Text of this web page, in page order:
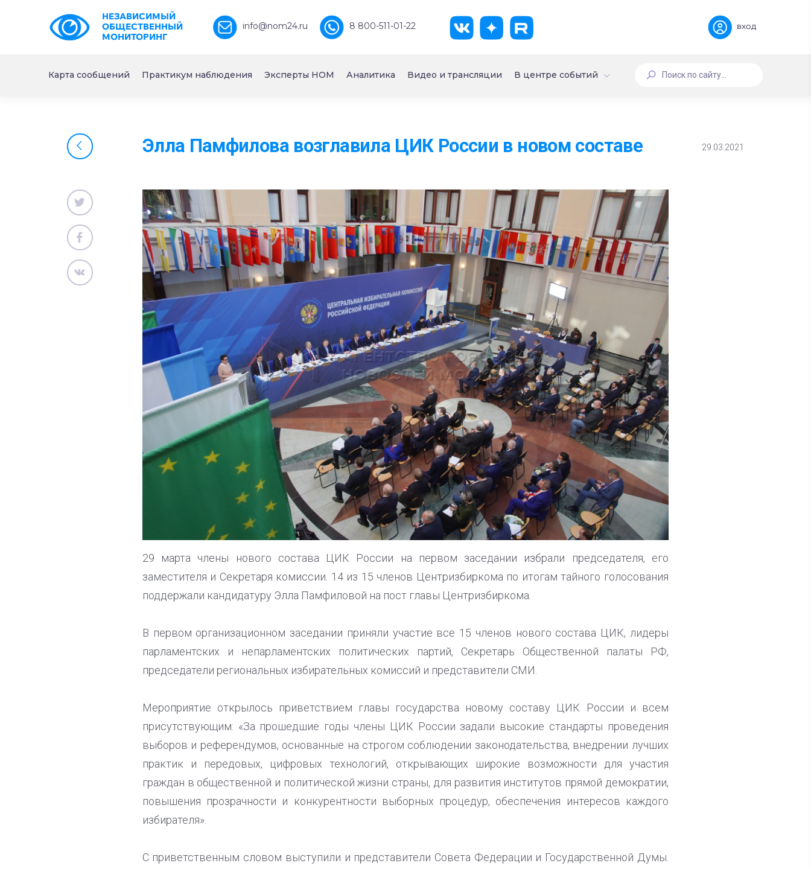
НЕЗАВИСИМЫЙ
ОБЩЕСТВЕННЫЙ
МОНИТОРИНГ
info@nom24.ru 8 800-511-01-22 вход
Карта сообщений Практикум наблюдения Эксперты НОМ Аналитика Видео и трансляции В центре событий
Элла Памфилова возглавила ЦИК России в новом составе 29.03.2021
29 марта члены нового состава ЦИК России на первом заседании избрали председателя, его
заместителя и Секретаря комиссии. 14 из 15 членов Центризбиркома по итогам тайного голосования
поддержали кандидатуру Элла Памфиловой на пост главы Центризбиркома.
В первом организационном заседании приняли участие все 15 членов нового состава ЦИК, лидеры
парламентских и непарламентских политических партий, Секретарь Общественной палаты РФ,
председатели региональных избирательных комиссий и представители СМИ.
Мероприятие открылось приветствием главы государства новому составу ЦИК России и всем
присутствующим: «За прошедшие годы члены ЦИК России задали высокие стандарты проведения
выборов и референдумов, основанные на строгом соблюдении законодательства, внедрении лучших
практик и передовых, цифровых технологий, открывающих широкие возможности для участия
граждан в общественной и политической жизни страны, для развития институтов прямой демократии,
повышения прозрачности и конкурентности выборных процедур, обеспечения интересов каждого
избирателя».
С приветственным словом выступили и представители Совета Федерации и Государственной Думы.